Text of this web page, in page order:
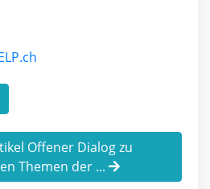
Offener Dialog zu
Themen der ...